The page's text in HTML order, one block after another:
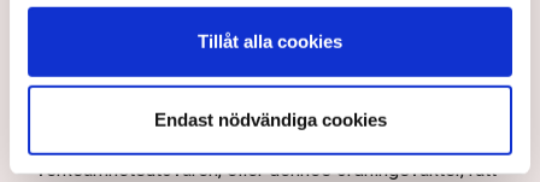
Tillåt alla cookies
Endast nödvändiga cookies
ha en tydligare skyldighet att skydda privat egendom
och näringsverksamhet mot den typen av störningar.
Nu svarar polisen på kritiken.
Enligt Anna-Lena Mann, polisinspektör vid
verksamhetsutövaren, eller dennes ordningsvakter, rätt